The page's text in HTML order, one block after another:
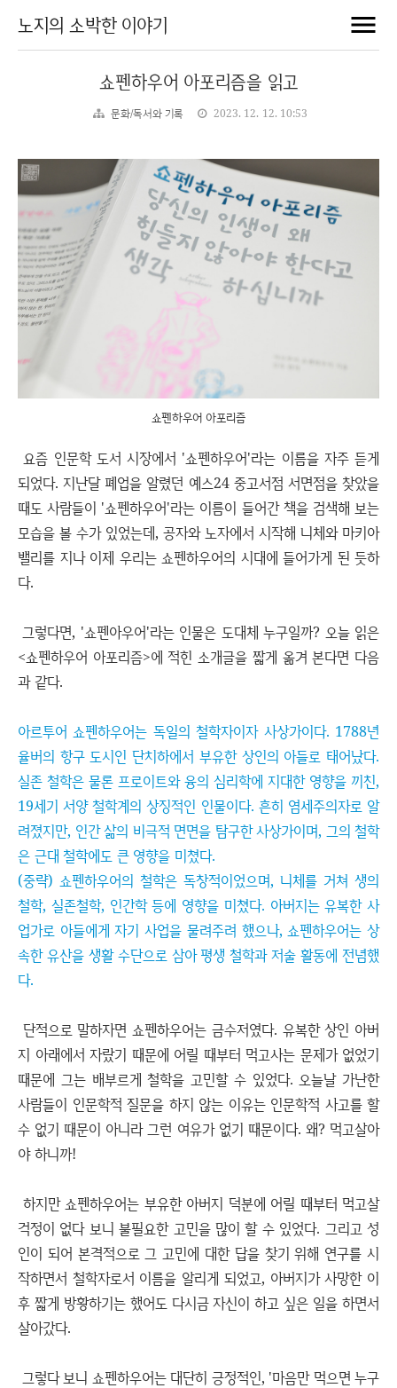
노지의 소박한 이야기
쇼펜하우어 아포리즘을 읽고
문화/독서와 기록 2023. 12. 12. 10:53
쇼펜하우어 아포리즘
요즘 인문학 도서 시장에서 '쇼펜하우어'라는 이름을 자주 듣게
되었다. 지난달 폐업을 알렸던 예스24 중고서점 서면점을 찾았을
때도 사람들이 '쇼펜하우어'라는 이름이 들어간 책을 검색해 보는
모습을 볼 수가 있었는데, 공자와 노자에서 시작해 니체와 마키아
밸리를 지나 이제 우리는 쇼펜하우어의 시대에 들어가게 된 듯하
다.
그렇다면, '쇼펜아우어'라는 인물은 도대체 누구일까? 오늘 읽은
<쇼펜하우어 아포리즘>에 적힌 소개글을 짧게 옮겨 본다면 다음
과 같다.
아르투어 쇼펜하우어는 독일의 철학자이자 사상가이다. 1788년
율버의 항구 도시인 단치하에서 부유한 상인의 아들로 태어났다.
실존 철학은 물론 프로이트와 융의 심리학에 지대한 영향을 끼친,
19세기 서양 철학계의 상징적인 인물이다. 흔히 염세주의자로 알
려졌지만, 인간 삶의 비극적 면면을 탐구한 사상가이며, 그의 철학
은 근대 철학에도 큰 영향을 미쳤다.
(중략) 쇼펜하우어의 철학은 독창적이었으며, 니체를 거쳐 생의
철학, 실존철학, 인간학 등에 영향을 미쳤다. 아버지는 유복한 사
업가로 아들에게 자기 사업을 물려주려 했으나, 쇼펜하우어는 상
속한 유산을 생활 수단으로 삼아 평생 철학과 저술 활동에 전념했
다.
단적으로 말하자면 쇼펜하우어는 금수저였다. 유복한 상인 아버
지 아래에서 자랐기 때문에 어릴 때부터 먹고사는 문제가 없었기
때문에 그는 배부르게 철학을 고민할 수 있었다. 오늘날 가난한
사람들이 인문학적 질문을 하지 않는 이유는 인문학적 사고를 할
수 없기 때문이 아니라 그런 여유가 없기 때문이다. 왜? 먹고살아
야 하니까!
하지만 쇼펜하우어는 부유한 아버지 덕분에 어릴 때부터 먹고살
걱정이 없다 보니 불필요한 고민을 많이 할 수 있었다. 그리고 성
인이 되어 본격적으로 그 고민에 대한 답을 찾기 위해 연구를 시
작하면서 철학자로서 이름을 알리게 되었고, 아버지가 사망한 이
후 짧게 방황하기는 했어도 다시금 자신이 하고 싶은 일을 하면서
살아갔다.
그렇다 보니 쇼펜하우어는 대단히 긍정적인, '마음만 먹으면 누구